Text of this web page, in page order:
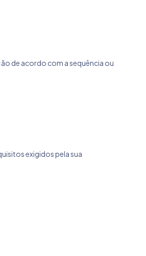
de acordo com a sequência ou
exigidos pela sua